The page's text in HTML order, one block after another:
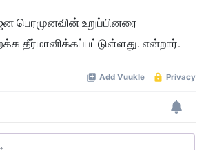
உறுப்பினரை
தீர்மானிக்கப்பட்டுள்ளது. என்றார்.